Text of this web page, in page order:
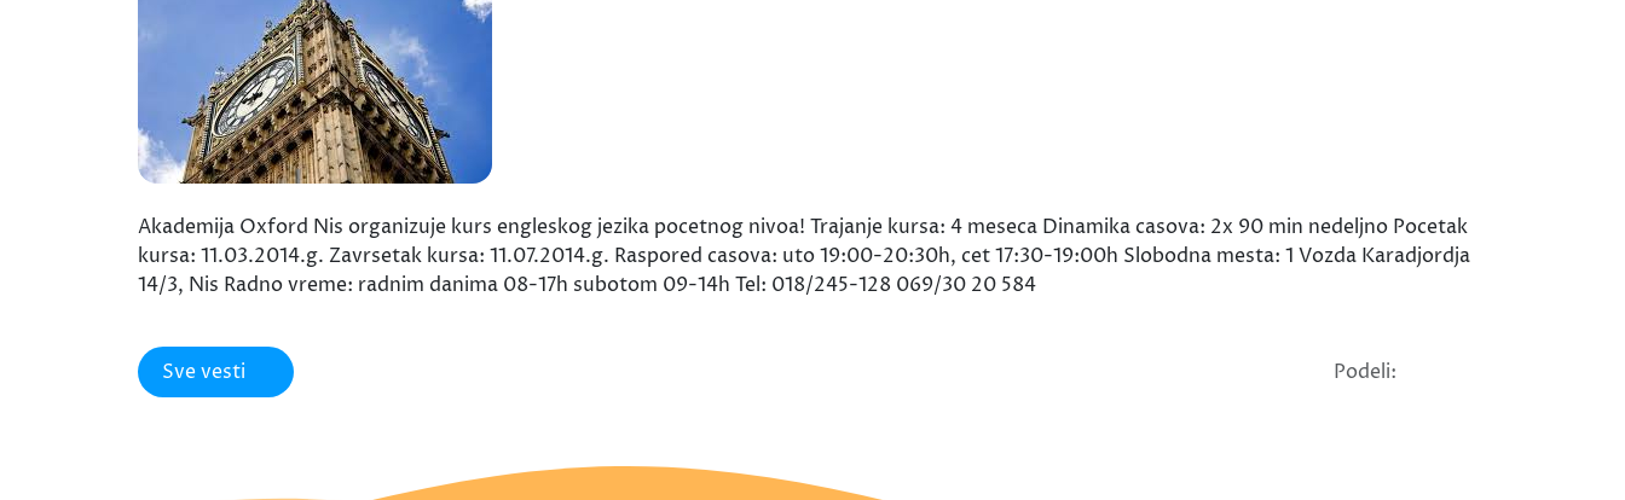
Akademija Oxford Nis organizuje kurs engleskog jezika pocetnog nivoa! Trajanje kursa: 4 meseca Dinamika casova: 2x 90 min nedeljno Pocetak
kursa: 11.03.2014.g. Zavrsetak kursa: 11.07.2014.g. Raspored casova: uto 19:00-20:30h, cet 17:30-19:00h Slobodna mesta: 1 Vozda Karadjordja
14/3, Nis Radno vreme: radnim danima 08-17h subotom 09-14h Tel: 018/245-128 069/30 20 584
Sve vesti Podeli: